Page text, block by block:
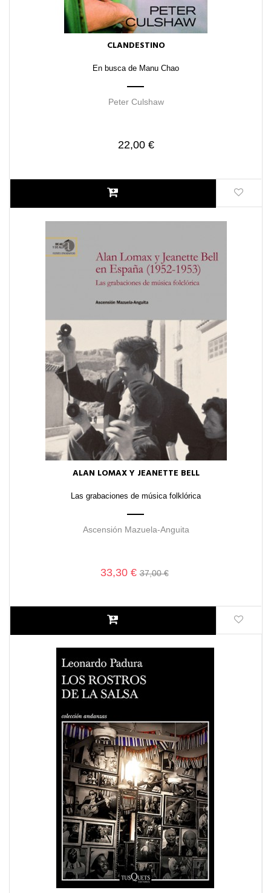
CLANDESTINO
En busca de Manu Chao
Peter Culshaw
22,00 €
ALAN LOMAX Y JEANETTE BELL
Las grabaciones de música folklórica
Ascensión Mazuela-Anguita
33,30 €37,00 €